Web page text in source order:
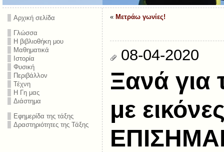
Αρχική σελίδα
Γλώσσα
Η βιβλιοθήκη μου
Μαθηματικά
Ιστορία
Φυσική
Περιβάλλον
Τέχνη
Η Γη μας
Διάστημα
Εφημερίδα της τάξης
Δραστηριότητες της Τάξης
« Μετράω γωνίες!
08-04-2020
Ξανά για
με